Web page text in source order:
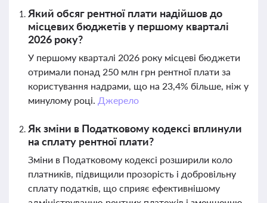
Який обсяг рентної плати надійшов до
місцевих бюджетів у першому кварталі
2026 року?
У першому кварталі 2026 року місцеві бюджети
отримали понад 250 млн грн рентної плати за
користування надрами, що на 23,4% більше, ніж у
минулому році. Джерело
Як зміни в Податковому кодексі вплинули
на сплату рентної плати?
Зміни в Податковому кодексі розширили коло
платників, підвищили прозорість і добровільну
сплату податків, що сприяє ефективнішому